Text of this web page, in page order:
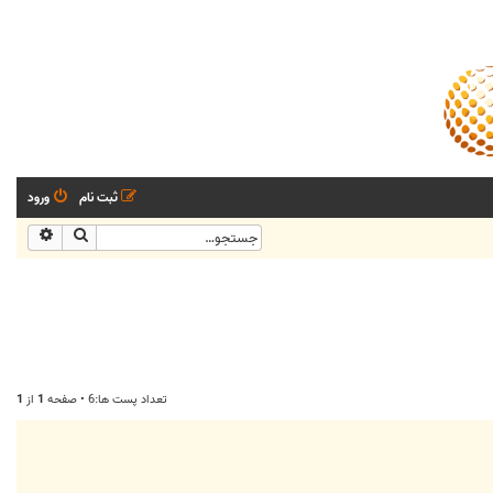
ورود ثبت نام
جستجو
تعداد پست ها:6 • صفحه 1 از 1